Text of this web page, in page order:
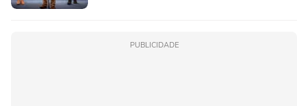
PUBLICIDADE